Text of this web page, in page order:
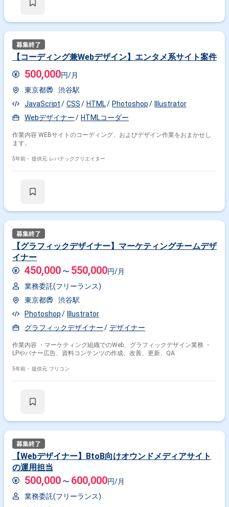
【コーディング兼Webデザイン】エンタメ系サイト案件
500,000円/月
東京都
渋谷駅
JavaScript
CSS HTML Photoshop
Illustrator
Webデザイナー
HTMLコーダー
作業内容 WEBサイトのコーディング、およびデザイン作業をおまかせし
ます。
5年前・ 提供元: レバテッククリエイター
【グラフィックデザイナー】マーケティングチームデザ
イナー
450,000 〜 550,000円/月
業務委託(フリーランス)
東京都
渋谷駅
Photoshop
Illustrator
グラフィックデザイナー
デザイナー
作業内容 ・マーケティング組織でのWeb、グラフィックデザイン業務 ・
LPやバナー広告、資料コンテンツの作成、改善、更新、QA
5年前・ 提供元: フリコン
【Webデザイナー】BtoB向けオウンドメディアサイト
の運用担当
500,000 〜 600,000円/月
業務委託(フリーランス)